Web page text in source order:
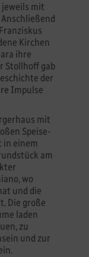
mit
Kirchen
ihre
Stollhoff gab
der
Impulse
mit
Speise-
in einem
am
wo
und die
Die große
laden
zu
und zur